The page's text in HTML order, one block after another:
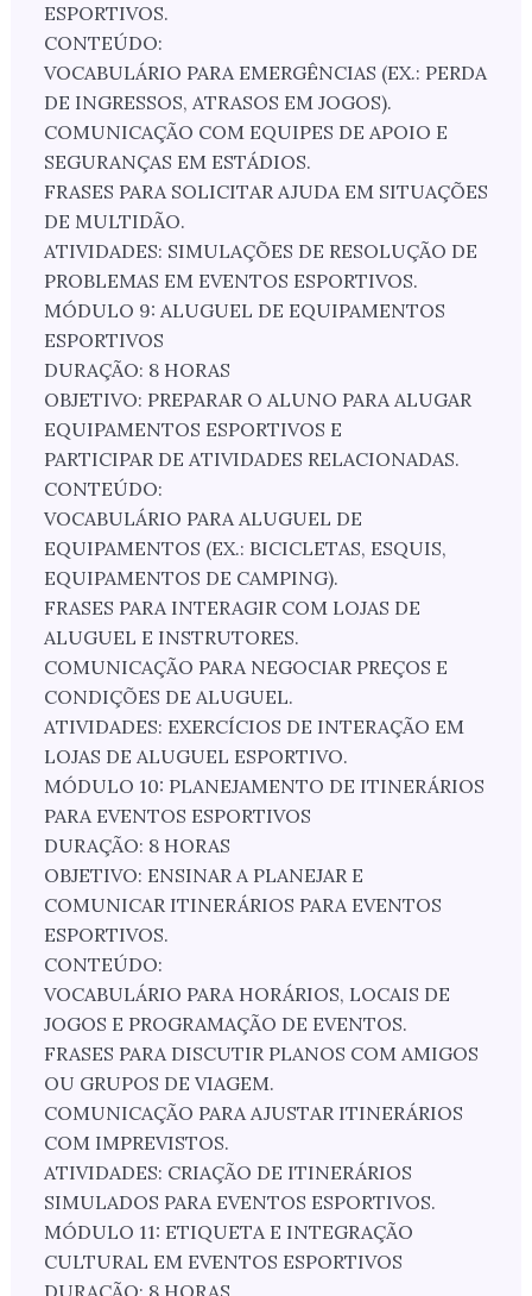
ESPORTIVOS.
CONTEÚDO:
VOCABULÁRIO PARA EMERGÊNCIAS (EX.: PERDA
DE INGRESSOS, ATRASOS EM JOGOS).
COMUNICAÇÃO COM EQUIPES DE APOIO E
SEGURANÇAS EM ESTÁDIOS.
FRASES PARA SOLICITAR AJUDA EM SITUAÇÕES
DE MULTIDÃO.
ATIVIDADES: SIMULAÇÕES DE RESOLUÇÃO DE
PROBLEMAS EM EVENTOS ESPORTIVOS.
MÓDULO 9: ALUGUEL DE EQUIPAMENTOS
ESPORTIVOS
DURAÇÃO: 8 HORAS
OBJETIVO: PREPARAR O ALUNO PARA ALUGAR
EQUIPAMENTOS ESPORTIVOS E
PARTICIPAR DE ATIVIDADES RELACIONADAS.
CONTEÚDO:
VOCABULÁRIO PARA ALUGUEL DE
EQUIPAMENTOS (EX.: BICICLETAS, ESQUIS,
EQUIPAMENTOS DE CAMPING).
FRASES PARA INTERAGIR COM LOJAS DE
ALUGUEL E INSTRUTORES.
COMUNICAÇÃO PARA NEGOCIAR PREÇOS E
CONDIÇÕES DE ALUGUEL.
ATIVIDADES: EXERCÍCIOS DE INTERAÇÃO EM
LOJAS DE ALUGUEL ESPORTIVO.
MÓDULO 10: PLANEJAMENTO DE ITINERÁRIOS
PARA EVENTOS ESPORTIVOS
DURAÇÃO: 8 HORAS
OBJETIVO: ENSINAR A PLANEJAR E
COMUNICAR ITINERÁRIOS PARA EVENTOS
ESPORTIVOS.
CONTEÚDO:
VOCABULÁRIO PARA HORÁRIOS, LOCAIS DE
JOGOS E PROGRAMAÇÃO DE EVENTOS.
FRASES PARA DISCUTIR PLANOS COM AMIGOS
OU GRUPOS DE VIAGEM.
COMUNICAÇÃO PARA AJUSTAR ITINERÁRIOS
COM IMPREVISTOS.
ATIVIDADES: CRIAÇÃO DE ITINERÁRIOS
SIMULADOS PARA EVENTOS ESPORTIVOS.
MÓDULO 11: ETIQUETA E INTEGRAÇÃO
CULTURAL EM EVENTOS ESPORTIVOS